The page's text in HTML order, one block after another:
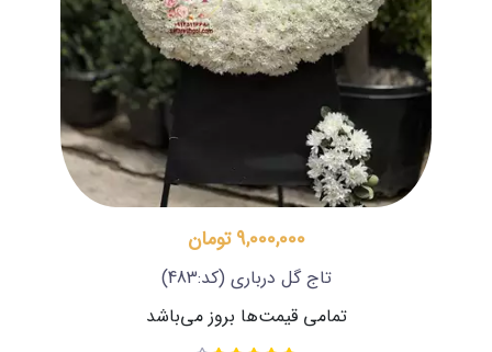
9,000,000 تومان
تاج گل درباری (کد:483)
تمامی قیمت‌ها بروز می‌باشد